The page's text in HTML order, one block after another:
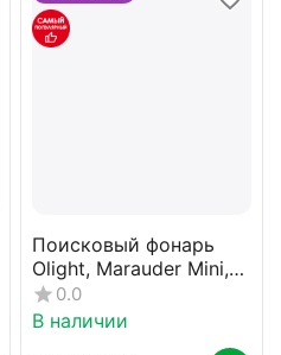
Поисковый фонарь
Olight, Marauder Mini,
OD Green
0.0
В наличии